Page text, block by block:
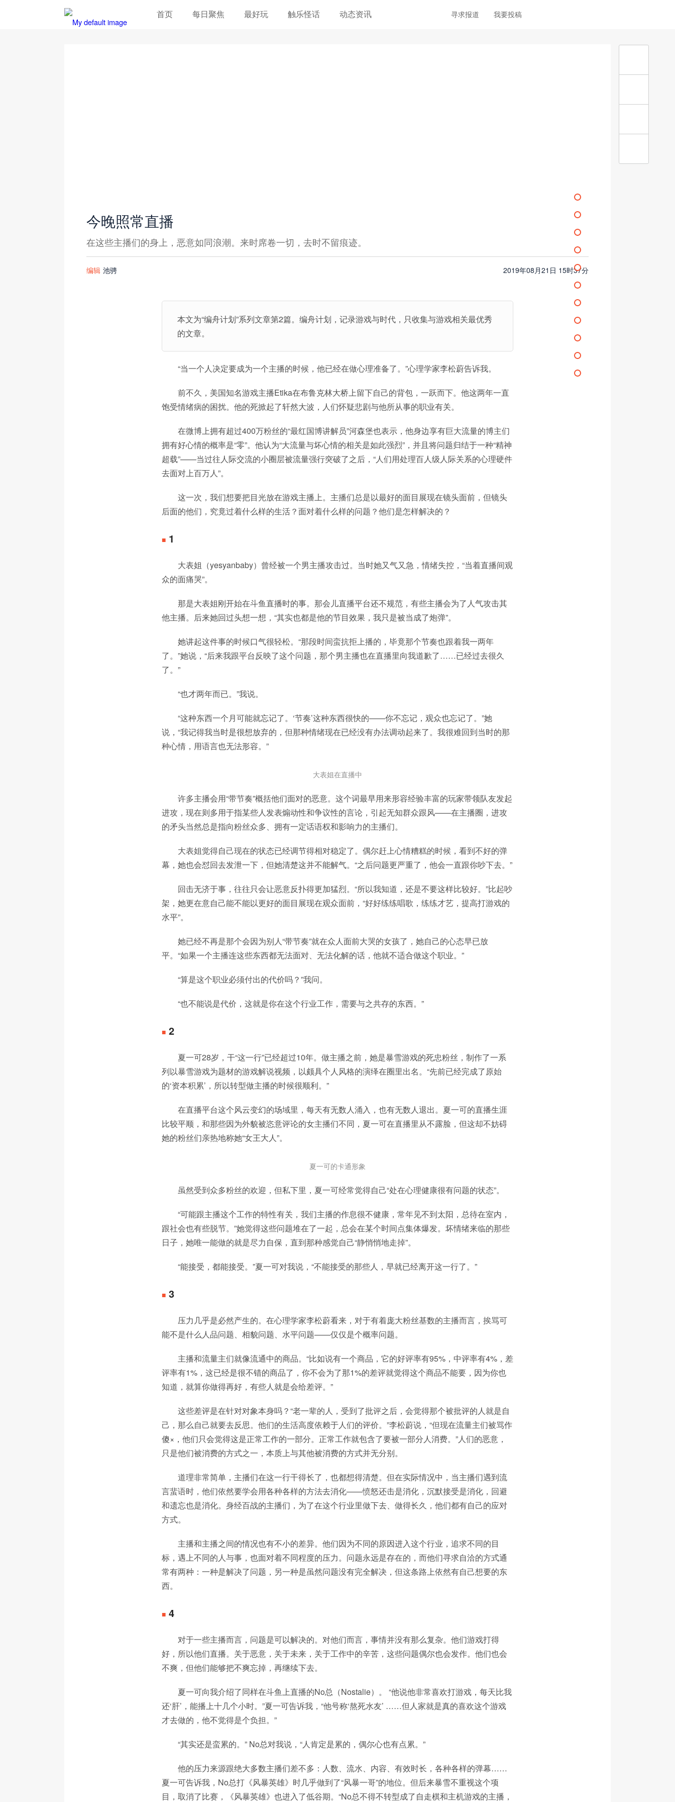
首页 每日聚焦 最好玩 触乐怪话 动态资讯 寻求报道 我要投稿
今晚照常直播
在这些主播们的身上，恶意如同浪潮。来时席卷一切，去时不留痕迹。
编辑 池骋 2019年08月21日 15时37分
本文为“编舟计划”系列文章第2篇。编舟计划，记录游戏与时代，只收集与游戏相关最优秀
的文章。
“当一个人决定要成为一个主播的时候，他已经在做心理准备了。”心理学家李松蔚告诉我。
前不久，美国知名游戏主播Etika在布鲁克林大桥上留下自己的背包，一跃而下。他这两年一直
饱受情绪病的困扰。他的死掀起了轩然大波，人们怀疑悲剧与他所从事的职业有关。
在微博上拥有超过400万粉丝的“最红国博讲解员”河森堡也表示，他身边享有巨大流量的博主们
拥有好心情的概率是“零”。他认为“大流量与坏心情的相关是如此强烈”，并且将问题归结于一种“精神
超载”——当过往人际交流的小圈层被流量强行突破了之后，“人们用处理百人级人际关系的心理硬件
去面对上百万人”。
这一次，我们想要把目光放在游戏主播上。主播们总是以最好的面目展现在镜头面前，但镜头
后面的他们，究竟过着什么样的生活？面对着什么样的问题？他们是怎样解决的？
■ 1
大表姐（yesyanbaby）曾经被一个男主播攻击过。当时她又气又急，情绪失控，“当着直播间观
众的面痛哭”。
那是大表姐刚开始在斗鱼直播时的事。那会儿直播平台还不规范，有些主播会为了人气攻击其
他主播。后来她回过头想一想，“其实也都是他的节目效果，我只是被当成了炮弹”。
她讲起这件事的时候口气很轻松。“那段时间蛮抗拒上播的，毕竟那个节奏也跟着我一两年
了。”她说，“后来我跟平台反映了这个问题，那个男主播也在直播里向我道歉了……已经过去很久
了。”
“也才两年而已。”我说。
“这种东西一个月可能就忘记了。‘节奏’这种东西很快的——你不忘记，观众也忘记了。”她
说，“我记得我当时是很想放弃的，但那种情绪现在已经没有办法调动起来了。我很难回到当时的那
种心情，用语言也无法形容。”
大表姐在直播中
许多主播会用“带节奏”概括他们面对的恶意。这个词最早用来形容经验丰富的玩家带领队友发起
进攻，现在则多用于指某些人发表煽动性和争议性的言论，引起无知群众跟风——在主播圈，进攻
的矛头当然总是指向粉丝众多、拥有一定话语权和影响力的主播们。
大表姐觉得自己现在的状态已经调节得相对稳定了。偶尔赶上心情糟糕的时候，看到不好的弹
幕，她也会怼回去发泄一下，但她清楚这并不能解气。“之后问题更严重了，他会一直跟你吵下去。”
回击无济于事，往往只会让恶意反扑得更加猛烈。“所以我知道，还是不要这样比较好。”比起吵
架，她更在意自己能不能以更好的面目展现在观众面前，“好好练练唱歌，练练才艺，提高打游戏的
水平”。
她已经不再是那个会因为别人“带节奏”就在众人面前大哭的女孩了，她自己的心态早已放
平。“如果一个主播连这些东西都无法面对、无法化解的话，他就不适合做这个职业。”
“算是这个职业必须付出的代价吗？”我问。
“也不能说是代价，这就是你在这个行业工作，需要与之共存的东西。”
■ 2
夏一可28岁，干“这一行”已经超过10年。做主播之前，她是暴雪游戏的死忠粉丝，制作了一系
列以暴雪游戏为题材的游戏解说视频，以颇具个人风格的演绎在圈里出名。“先前已经完成了原始
的‘资本积累’，所以转型做主播的时候很顺利。”
在直播平台这个风云变幻的场域里，每天有无数人涌入，也有无数人退出。夏一可的直播生涯
比较平顺，和那些因为外貌被恣意评论的女主播们不同，夏一可在直播里从不露脸，但这却不妨碍
她的粉丝们亲热地称她“女王大人”。
夏一可的卡通形象
虽然受到众多粉丝的欢迎，但私下里，夏一可经常觉得自己“处在心理健康很有问题的状态”。
“可能跟主播这个工作的特性有关，我们主播的作息很不健康，常年见不到太阳，总待在室内，
跟社会也有些脱节。”她觉得这些问题堆在了一起，总会在某个时间点集体爆发。坏情绪来临的那些
日子，她唯一能做的就是尽力自保，直到那种感觉自己“静悄悄地走掉”。
“能接受，都能接受。”夏一可对我说，“不能接受的那些人，早就已经离开这一行了。”
■ 3
压力几乎是必然产生的。在心理学家李松蔚看来，对于有着庞大粉丝基数的主播而言，挨骂可
能不是什么人品问题、相貌问题、水平问题——仅仅是个概率问题。
主播和流量主们就像流通中的商品。“比如说有一个商品，它的好评率有95%，中评率有4%，差
评率有1%，这已经是很不错的商品了，你不会为了那1%的差评就觉得这个商品不能要，因为你也
知道，就算你做得再好，有些人就是会给差评。”
这些差评是在针对对象本身吗？“老一辈的人，受到了批评之后，会觉得那个被批评的人就是自
己，那么自己就要去反思。他们的生活高度依赖于人们的评价。”李松蔚说，“但现在流量主们被骂作
傻×，他们只会觉得这是正常工作的一部分。正常工作就包含了要被一部分人消费。”人们的恶意，
只是他们被消费的方式之一，本质上与其他被消费的方式并无分别。
道理非常简单，主播们在这一行干得长了，也都想得清楚。但在实际情况中，当主播们遇到流
言蜚语时，他们依然要学会用各种各样的方法去消化——愤怒还击是消化，沉默接受是消化，回避
和遗忘也是消化。身经百战的主播们，为了在这个行业里做下去、做得长久，他们都有自己的应对
方式。
主播和主播之间的情况也有不小的差异。他们因为不同的原因进入这个行业，追求不同的目
标，遇上不同的人与事，也面对着不同程度的压力。问题永远是存在的，而他们寻求自洽的方式通
常有两种：一种是解决了问题，另一种是虽然问题没有完全解决，但这条路上依然有自己想要的东
西。
■ 4
对于一些主播而言，问题是可以解决的。对他们而言，事情并没有那么复杂。他们游戏打得
好，所以他们直播。关于恶意，关于未来，关于工作中的辛苦，这些问题偶尔也会发作。他们也会
不爽，但他们能够把不爽忘掉，再继续下去。
夏一可向我介绍了同样在斗鱼上直播的No总（Nostalie）。 “他说他非常喜欢打游戏，每天比我
还‘肝’，能播上十几个小时。”夏一可告诉我，“他号称‘熬死水友’ ……但人家就是真的喜欢这个游戏
才去做的，他不觉得是个负担。”
“其实还是蛮累的。” No总对我说，“人肯定是累的，偶尔心也有点累。”
他的压力来源跟绝大多数主播们差不多：人数、流水、内容、有效时长，各种各样的弹幕……
夏一可告诉我，No总打《风暴英雄》时几乎做到了“风暴一哥”的地位。但后来暴雪不重视这个项
目，取消了比赛，《风暴英雄》也进入了低谷期。“No总不得不转型成了自走棋和主机游戏的主播，